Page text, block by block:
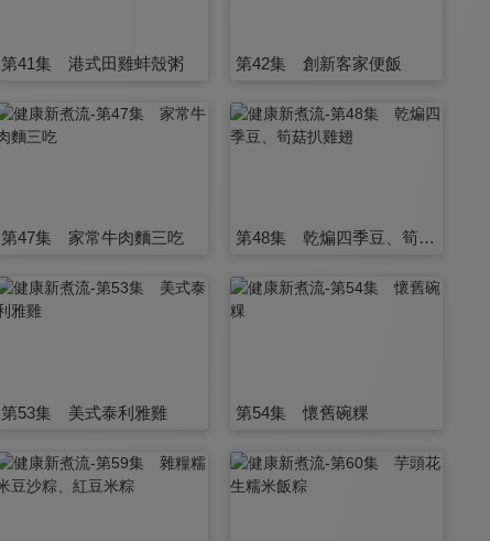
第41集 港式田雞蚌殼粥 第42集 創新客家便飯
第47集 家常牛肉麵三吃 第48集 乾煸四季豆、筍菇扒雞翅
第53集 美式泰利雅雞 第54集 懷舊碗粿